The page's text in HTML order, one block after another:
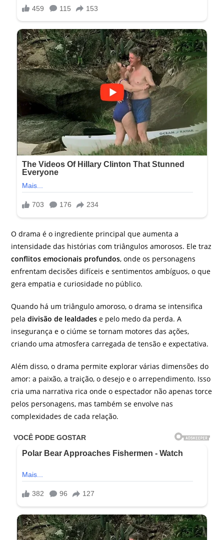
O drama é o ingrediente principal que aumenta a
intensidade das histórias com triângulos amorosos. Ele traz
conflitos emocionais profundos, onde os personagens
enfrentam decisões difíceis e sentimentos ambíguos, o que
gera empatia e curiosidade no público.
Quando há um triângulo amoroso, o drama se intensifica
peladivisão de lealdades e pelo medo da perda. A
insegurança e o ciúme se tornam motores das ações,
criando uma atmosfera carregada de tensão e expectativa.
Além disso, o drama permite explorar várias dimensões do
amor: a paixão, a traição, o desejo e o arrependimento. Isso
cria uma narrativa rica onde o espectador não apenas torce
pelos personagens, mas também se envolve nas
complexidades de cada relação.